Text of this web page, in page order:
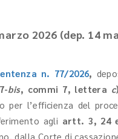
2026 (dep. 14
n. 77/2026,
bis, commi 7, lettera c
per l’efficienza del
agli artt. 3, 24
dalla Corte di